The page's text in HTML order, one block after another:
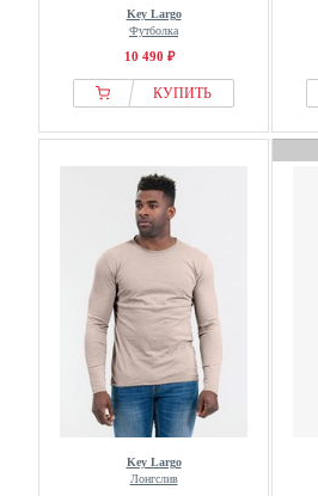
Key Largo
Футболка
10 490 ₽
КУПИТЬ
Key Largo
Лонгслив